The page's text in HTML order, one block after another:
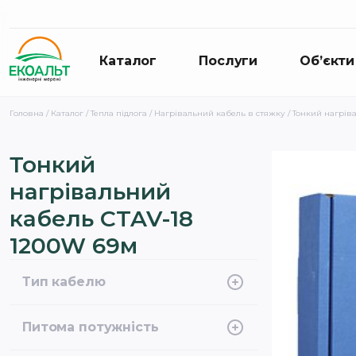
Каталог Послуги Об’єкти
Головна / Каталог /Тепла підлога / Нагрівальний кабель в стяжку / Тонкий
Тонкий
нагрівальний
кабель CTAV-18
1200W 69м
Тип кабелю
Питома потужність